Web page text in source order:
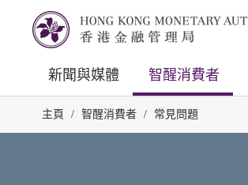
新聞與媒體 智醒消費者
主頁 / 智醒消費者 / 常見問題